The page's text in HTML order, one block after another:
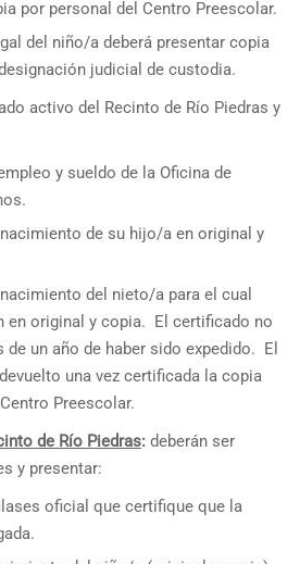
por personal del Centro Preescolar.
del niño/a deberá presentar copia
judicial de custodia.
activo del Recinto de Río Piedras y
y sueldo de la Oficina de
de su hijo/a en original y
del nieto/a para el cual
en original y copia. El certificado no
de un año de haber sido expedido. El
una vez certificada la copia
Preescolar.
de Río Piedras: deberán ser
y presentar:
oficial que certifique que la